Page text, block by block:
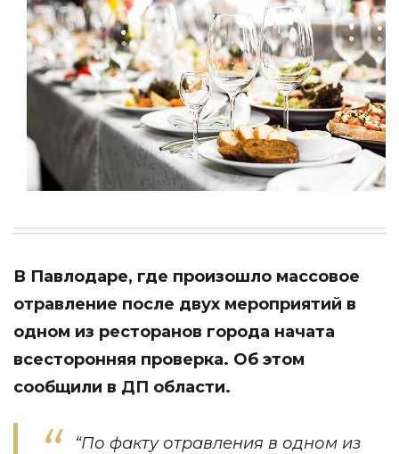
В Павлодаре, где произошло массовое
отравление после двух мероприятий в
одном из ресторанов города начата
всесторонняя проверка. Об этом
сообщили в ДП области.
“По факту отравления в одном из